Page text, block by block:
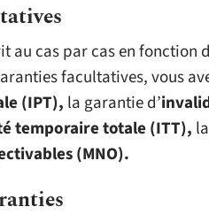
au cas par cas en fonction
facultatives, vous
(IPT), la garantie d’
temporaire totale (ITT),
(MNO).